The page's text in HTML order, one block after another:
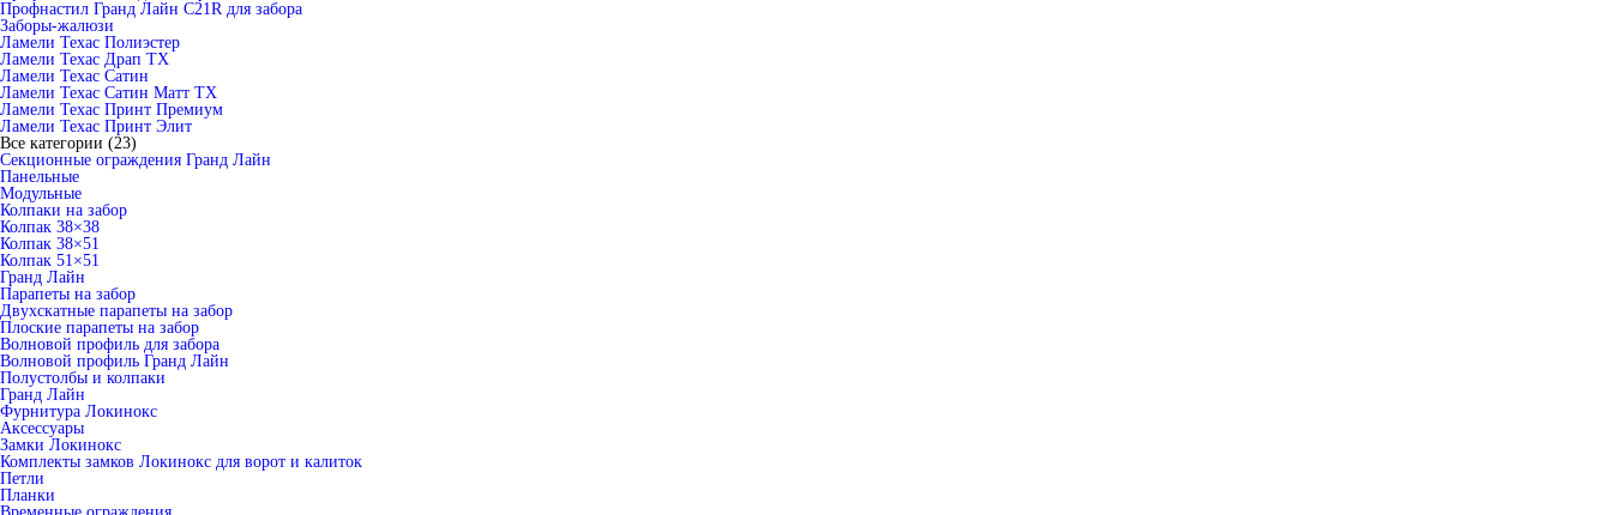
Профнастил Гранд Лайн С21R для забора
Заборы-жалюзи
Ламели Техас Полиэстер
Ламели Техас Драп ТХ
Ламели Техас Сатин
Ламели Техас Сатин Матт ТХ
Ламели Техас Принт Премиум
Ламели Техас Принт Элит
Все категории (23)
Секционные ограждения Гранд Лайн
Панельные
Модульные
Колпаки на забор
Колпак 38×38
Колпак 38×51
Колпак 51×51
Гранд Лайн
Парапеты на забор
Двухскатные парапеты на забор
Плоские парапеты на забор
Волновой профиль для забора
Волновой профиль Гранд Лайн
Полустолбы и колпаки
Гранд Лайн
Фурнитура Локинокс
Аксессуары
Замки Локинокс
Комплекты замков Локинокс для ворот и калиток
Петли
Планки